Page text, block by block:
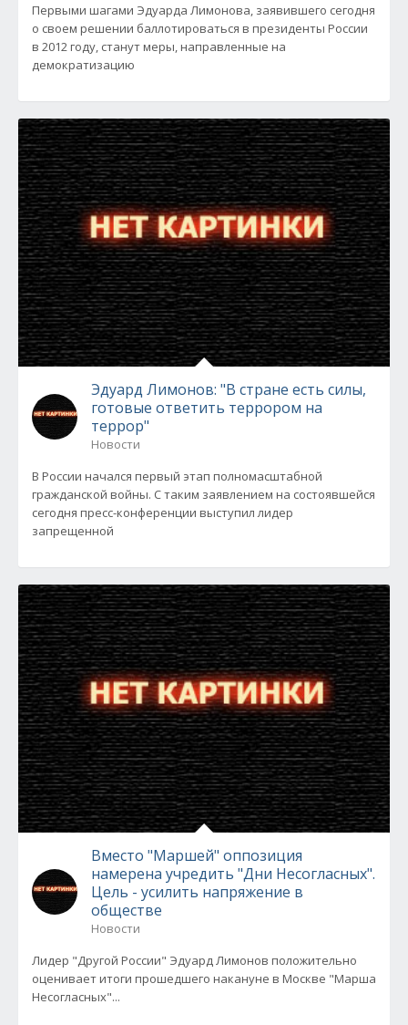
Первыми шагами Эдуарда Лимонова, заявившего сегодня
о своем решении баллотироваться в президенты России
в 2012 году, станут меры, направленные на
демократизацию
Эдуард Лимонов: "В стране есть силы,
готовые ответить террором на
террор"
Новости
В России начался первый этап полномасштабной
гражданской войны. С таким заявлением на состоявшейся
сегодня пресс-конференции выступил лидер
запрещенной
Вместо "Маршей" оппозиция
намерена учредить "Дни Несогласных".
Цель - усилить напряжение в
обществе
Новости
Лидер "Другой России" Эдуард Лимонов положительно
оценивает итоги прошедшего накануне в Москве "Марша
Несогласных"...